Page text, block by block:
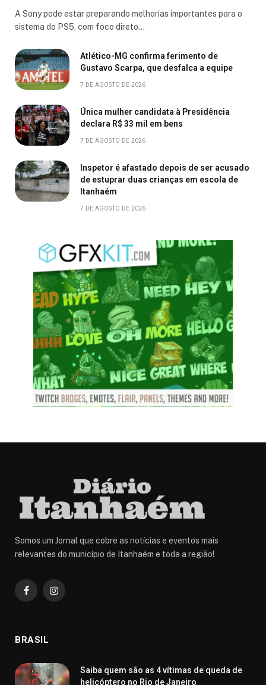
A Sony pode estar preparando melhorias importantes para o
sistema do PS5, com foco direto…
Atlético-MG confirma ferimento de
Gustavo Scarpa, que desfalca a equipe
7 DE AGOSTO DE 2026
Única mulher candidata à Presidência
declara R$ 33 mil em bens
7 DE AGOSTO DE 2026
Inspetor é afastado depois de ser acusado
de estuprar duas crianças em escola de
Itanhaém
7 DE AGOSTO DE 2026
Somos um Jornal que cobre as notícias e eventos mais
relevantes do município de Itanhaém e toda a região!
FacebookInstagram
BRASIL
Saiba quem são as 4 vítimas de queda de
helicóptero no Rio de Janeiro